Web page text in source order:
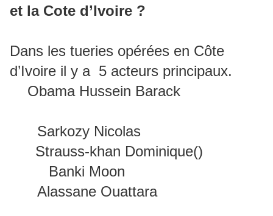
et la Cote d’Ivoire ?
Dans les tueries opérées en Côte
d’Ivoire il y a 5 acteurs principaux.
Obama Hussein Barack
Nicolas
Strauss-khan Dominique()
Banki Moon
Ouattara